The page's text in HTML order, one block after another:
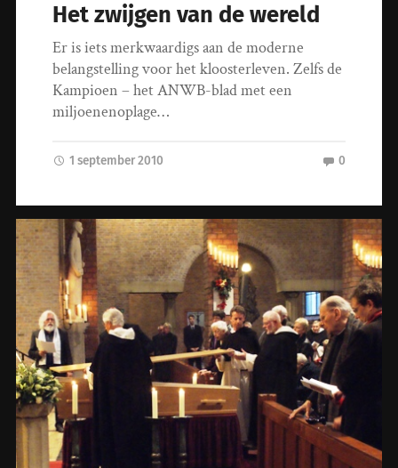
Het zwijgen van de wereld
Er is iets merkwaardigs aan de moderne
belangstelling voor het kloosterleven. Zelfs de
Kampioen – het ANWB-blad met een
miljoenenoplage…
1 september 2010 0